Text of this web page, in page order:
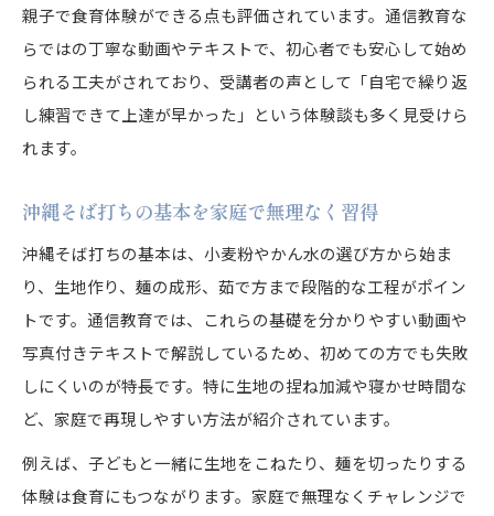
法
沖縄そば作りで子どもの食育を促すポイント
沖縄そば打ち方を一緒に学ぶ親子の体験談紹介
沖縄そば通信教育で再現する本格手打ちの秘訣
沖縄そば もちもち麺に仕上げる通信講座の工
夫
沖縄そば塩やほんだし活用の時短レシピ紹介
沖縄そば打ち方のプロから学ぶポイント集
沖縄そばの種類別に学ぶ通信教育の魅力
もちもち麺に挑戦沖縄そばの実践方法
沖縄そば もちもち麺を自宅で実践する方法
沖縄そば 強力粉やかん水の配合バランス解説
親子で食育体験ができる点も評価されています。通信教育な
らではの丁寧な動画やテキストで、初心者でも安心して始め
られる工夫がされており、受講者の声として「自宅で繰り返
し練習できて上達が早かった」という体験談も多く見受けら
れます。
沖縄そば打ちの基本を家庭で無理なく習得
沖縄そば打ちの基本は、小麦粉やかん水の選び方から始ま
り、生地作り、麺の成形、茹で方まで段階的な工程がポイン
トです。通信教育では、これらの基礎を分かりやすい動画や
写真付きテキストで解説しているため、初めての方でも失敗
しにくいのが特長です。特に生地の捏ね加減や寝かせ時間な
ど、家庭で再現しやすい方法が紹介されています。
例えば、子どもと一緒に生地をこねたり、麺を切ったりする
体験は食育にもつながります。家庭で無理なくチャレンジで